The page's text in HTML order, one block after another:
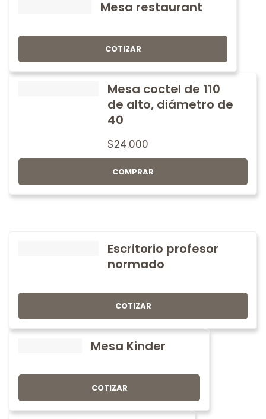
Mesa restaurant
COTIZAR
Mesa coctel de 110
de alto, diámetro de
40
$24.000
COMPRAR
Escritorio profesor
normado
COTIZAR
Mesa Kinder
COTIZAR